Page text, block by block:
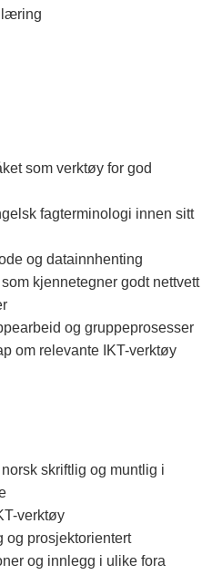
læring
som verktøy for god
fagterminologi innen sitt
og datainnhenting
kjennetegner godt nettvett
og gruppeprosesser
om relevante IKT-verktøy
skriftlig og muntlig i
verktøy
og prosjektorientert
og innlegg i ulike fora